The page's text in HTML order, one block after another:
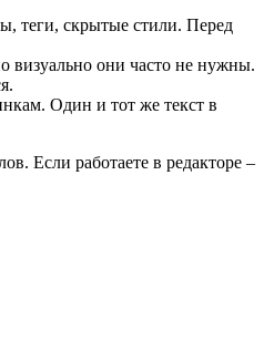
теги, скрытые стили. Перед
визуально они часто не нужны.
Один и тот же текст в
Если работаете в редакторе –